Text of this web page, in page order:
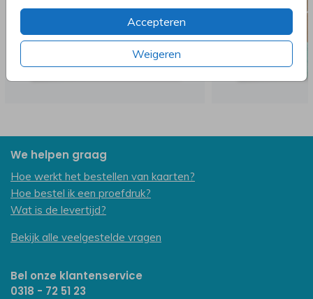
Accepteren
Weigeren
We helpen graag
Hoe werkt het bestellen van kaarten?
Hoe bestel ik een proefdruk?
Wat is de levertijd?
Bekijk alle veelgestelde vragen
Bel onze klantenservice
0318 - 72 51 23